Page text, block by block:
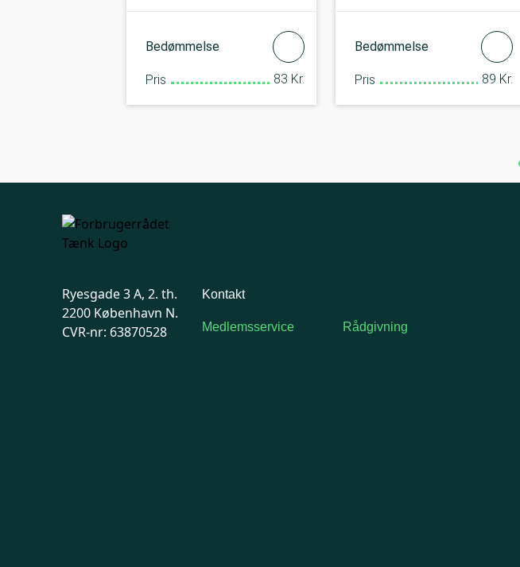
Bedømmelse
Pris 83 Kr.
Bedømmelse
Pris 89 Kr.
Ryesgade 3 A, 2. th.
2200 København N.
CVR-nr: 63870528
Kontakt
Medlemsservice Rådgivning